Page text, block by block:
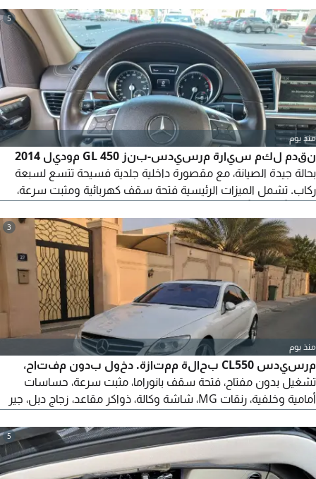
5
منذ يوم
نقدم لكم سيارة مرسيدس-بنز GL 450 موديل 2014
بحالة جيدة الصيانة، مع مقصورة داخلية جلدية فسيحة تتسع لسبعة
ركاب. تشمل الميزات الرئيسية فتحة سقف كهربائية ومثبت سرعة،
والفخامة في دولة الإمارات.
3
منذ يوم
مرسيدس CL550 بحالة ممتازة. دخول بدون مفتاح،
تشغيل بدون مفتاح، فتحة سقف بانوراما، مثبت سرعة، حساسات
أمامية وخلفية، رنقات MG، شاشة وكالة، ذواكر مقاعد، زجاج دبل، جير
شفط، دبة شفط، تبريد وتسخين كراسي. موديل 2008، مالك ثاني،
سيرفس كامل، ملكية سنة فقط. تحويل باسمي. السعر النهائي
15,000.
5